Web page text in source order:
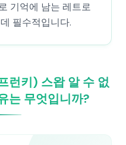
기억에 남는 레트로
필수적입니다.
런키) 스왑 알 수 없
는 무엇입니까?